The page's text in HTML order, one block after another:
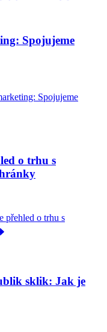
Spojujeme
Spojujeme
o trhu s
přehled o trhu s
sklik: Jak je